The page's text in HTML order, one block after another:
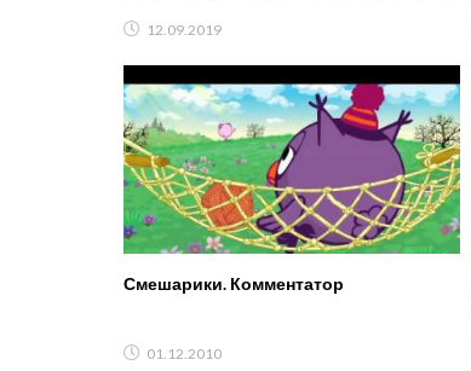
12.09.2019
Смешарики. Комментатор
01.12.2010